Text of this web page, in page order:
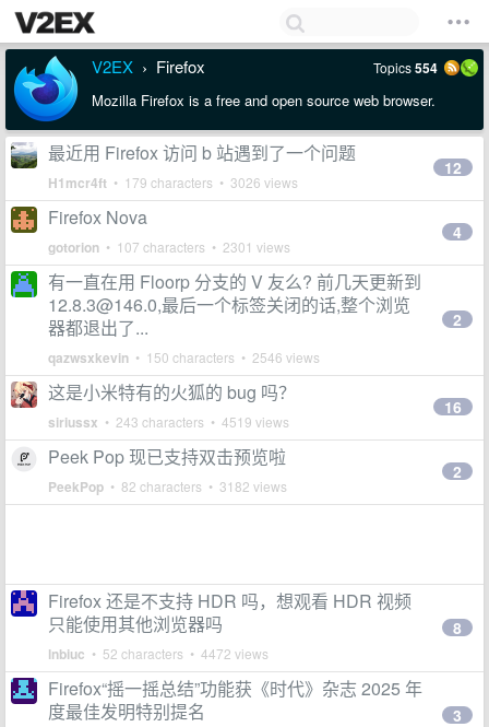
V2EX › Firefox Topics554
Mozilla Firefox is a free and open source web browser.
最近用 Firefox 访问 b 站遇到了一个问题
H1mcr4ft • 179 characters • 3026 views
12
Firefox Nova
gotorion • 107 characters • 2301 views
4
有一直在用 Floorp 分支的 V 友么? 前几天更新到
12.8.3@146.0,最后一个标签关闭的话,整个浏览
器都退出了...
qazwsxkevin • 150 characters • 2546 views
2
这是小米特有的火狐的 bug 吗？
siriussx • 243 characters • 4519 views
16
Peek Pop 现已支持双击预览啦
PeekPop • 82 characters • 3182 views
2
Firefox 还是不支持 HDR 吗，想观看 HDR 视频
只能使用其他浏览器吗
lnbiuc • 52 characters • 4472 views
8
Firefox“摇一摇总结”功能获《时代》杂志 2025 年
度最佳发明特别提名
3